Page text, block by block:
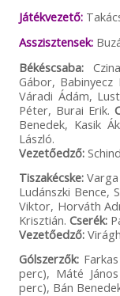
Játékvezető:
Asszisztensek:
Békéscsaba:
Gábor, Babinyecz
Váradi Ádám,
Péter, Burai Erik.
Benedek, Kasik
László.
Vezetőedző:
Tiszakécske:Varga
Ludánszki Bence,
Viktor, Horváth
Krisztián. Cserék:
Vezetőedző:
Gólszerzők:
perc), Máté
perc), Bán